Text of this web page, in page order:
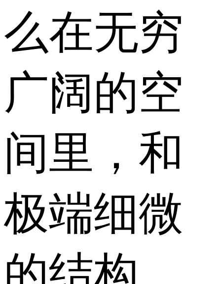
么在无穷
广阔的空
间里，和
极端细微
的结构